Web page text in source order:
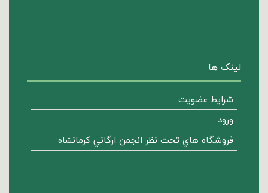
لینک ها
شرایط عضویت
ورود
فروشگاه هاي تحت نظر انجمن ارگاني كرمانشاه